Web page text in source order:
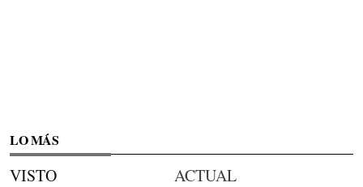
LO MÁS
VISTO ACTUAL